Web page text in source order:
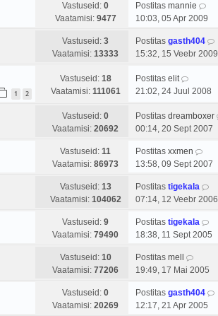
Vastuseid: 0
Vaatamisi: 9477
Postitas mannie
10:03, 05 Apr 2009
Vastuseid: 3
Vaatamisi: 13333
Postitas gasth404
15:32, 15 Veebr 2009
1 2
Vastuseid: 18
Vaatamisi: 111061
Postitas elit
21:02, 24 Juul 2008
Vastuseid: 0
Vaatamisi: 20692
Postitas dreamboxer
00:14, 20 Sept 2007
Vastuseid: 11
Vaatamisi: 86973
Postitas xxmen
13:58, 09 Sept 2007
Vastuseid: 13
Vaatamisi: 104062
Postitas tigekala
07:14, 12 Veebr 2006
Vastuseid: 9
Vaatamisi: 79490
Postitas tigekala
18:38, 11 Sept 2005
Vastuseid: 10
Vaatamisi: 77206
Postitas mell
19:49, 17 Mai 2005
Vastuseid: 0
Vaatamisi: 20269
Postitas gasth404
12:17, 21 Apr 2005